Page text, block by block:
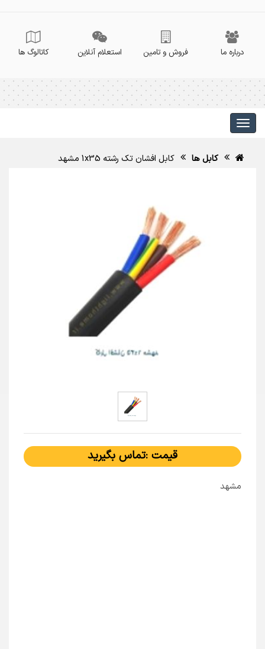
درباره ما فروش و تامین استعلام آنلاین کاتالوگ ها
کابل ها کابل افشان تک رشته 1x35 مشهد
قیمت :تماس بگیرید
مشهد